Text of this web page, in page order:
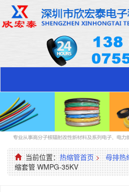
当前位置：热缩管首页 > 母排热
缩套管 WMPG-35KV